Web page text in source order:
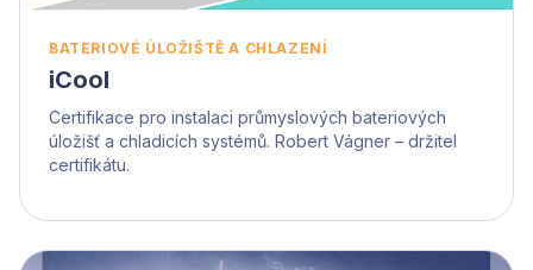
BATERIOVÉ ÚLOŽIŠTĚ A CHLAZENÍ
iCool
Certifikace pro instalaci průmyslových bateriových
úložišť a chladicích systémů. Robert Vágner – držitel
certifikátu.